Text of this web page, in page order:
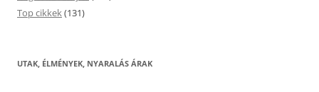
Top cikkek(131)
UTAK, ÉLMÉNYEK, NYARALÁS ÁRAK